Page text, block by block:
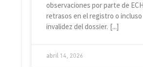
observaciones por parte de
retrasos en el registro o incluso
invalidez del dossier.
abril 14, 2026